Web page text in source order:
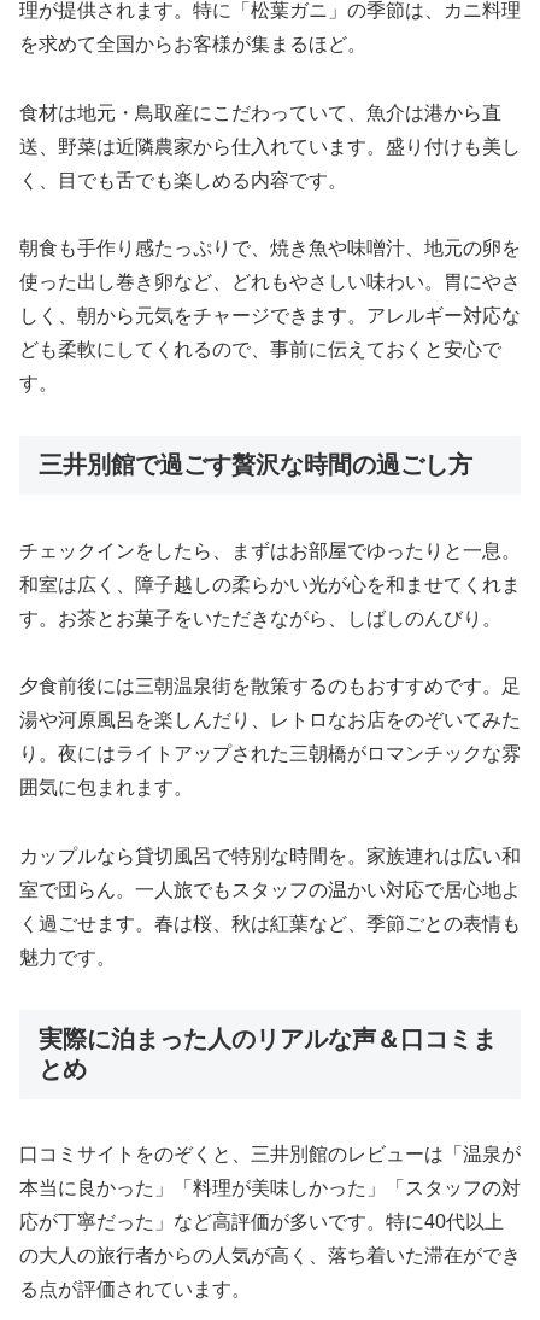
理が提供されます。特に「松葉ガニ」の季節は、カニ料理
を求めて全国からお客様が集まるほど。
食材は地元・鳥取産にこだわっていて、魚介は港から直
送、野菜は近隣農家から仕入れています。盛り付けも美し
く、目でも舌でも楽しめる内容です。
朝食も手作り感たっぷりで、焼き魚や味噌汁、地元の卵を
使った出し巻き卵など、どれもやさしい味わい。胃にやさ
しく、朝から元気をチャージできます。アレルギー対応な
ども柔軟にしてくれるので、事前に伝えておくと安心で
す。
三井別館で過ごす贅沢な時間の過ごし方
チェックインをしたら、まずはお部屋でゆったりと一息。
和室は広く、障子越しの柔らかい光が心を和ませてくれま
す。お茶とお菓子をいただきながら、しばしのんびり。
夕食前後には三朝温泉街を散策するのもおすすめです。足
湯や河原風呂を楽しんだり、レトロなお店をのぞいてみた
り。夜にはライトアップされた三朝橋がロマンチックな雰
囲気に包まれます。
カップルなら貸切風呂で特別な時間を。家族連れは広い和
室で団らん。一人旅でもスタッフの温かい対応で居心地よ
く過ごせます。春は桜、秋は紅葉など、季節ごとの表情も
魅力です。
実際に泊まった人のリアルな声＆口コミま
とめ
口コミサイトをのぞくと、三井別館のレビューは「温泉が
本当に良かった」「料理が美味しかった」「スタッフの対
応が丁寧だった」など高評価が多いです。特に40代以上
の大人の旅行者からの人気が高く、落ち着いた滞在ができ
る点が評価されています。